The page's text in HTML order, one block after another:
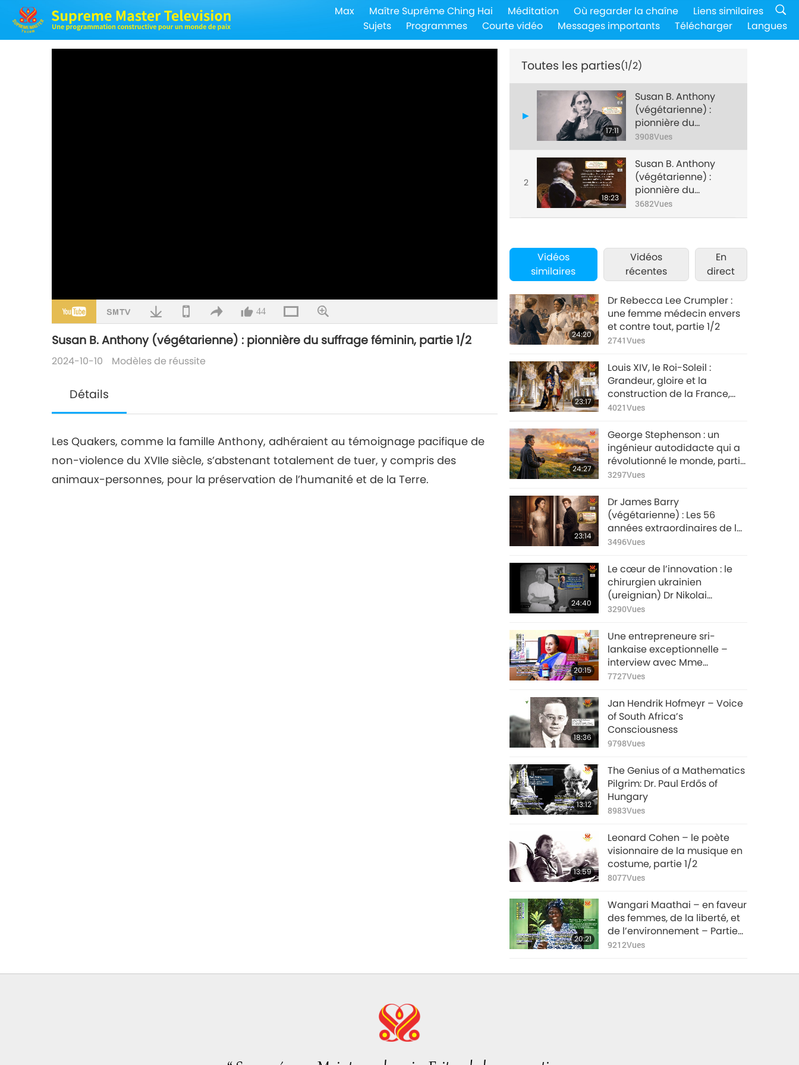
Max Maître Suprême Ching Hai Méditation Où regarder la chaîne
Liens similaires
Sujets
Programmes Courte vidéo Messages importants Télécharger Langues
44
Susan B. Anthony (végétarienne) : pionnière du suffrage féminin, partie 1/2
2024-10-10 Modèles de réussite
Détails
Les Quakers, comme la famille Anthony, adhéraient au témoignage pacifique de
non-violence du XVIIe siècle, s’abstenant totalement de tuer, y compris des
animaux-personnes, pour la préservation de l’humanité et de la Terre.
Toutes les parties(1/2)
17:11
Susan B. Anthony
(végétarienne) :
pionnière du
suffrage féminin,
partie 1/2
3908Vues
2
18:23
Susan B. Anthony
(végétarienne) :
pionnière du
suffrage féminin,
partie 2/2
3682Vues
Vidéos
similaires
Vidéos
récentes
En
direct
24:20
Dr Rebecca Lee Crumpler :
une femme médecin envers
et contre tout, partie 1/2
2741Vues
23:17
Louis XIV, le Roi-Soleil :
Grandeur, gloire et la
construction de la France,
partie 1/3
4021Vues
24:27
George Stephenson : un
ingénieur autodidacte qui a
révolutionné le monde, partie
1/2
3297Vues
23:14
Dr James Barry
(végétarienne) : Les 56
années extraordinaires de la
vie secrète d’une
3496Vues
24:40
Le cœur de l’innovation : le
chirurgien ukrainien
(ureignian) Dr Nikolai
Amosov, partie 1/2
3290Vues
20:15
Une entrepreneure sri-
lankaise exceptionnelle –
interview avec Mme
Sunanada Weerasinghe
7727Vues
18:36
Jan Hendrik Hofmeyr – Voice
of South Africa’s
Consciousness
9798Vues
13:12
The Genius of a Mathematics
Pilgrim: Dr. Paul Erdős of
Hungary
8983Vues
13:59
Leonard Cohen – le poète
visionnaire de la musique en
costume, partie 1/2
8077Vues
20:21
Wangari Maathai – en faveur
des femmes, de la liberté, et
de l’environnement – Partie
1/2
9212Vues